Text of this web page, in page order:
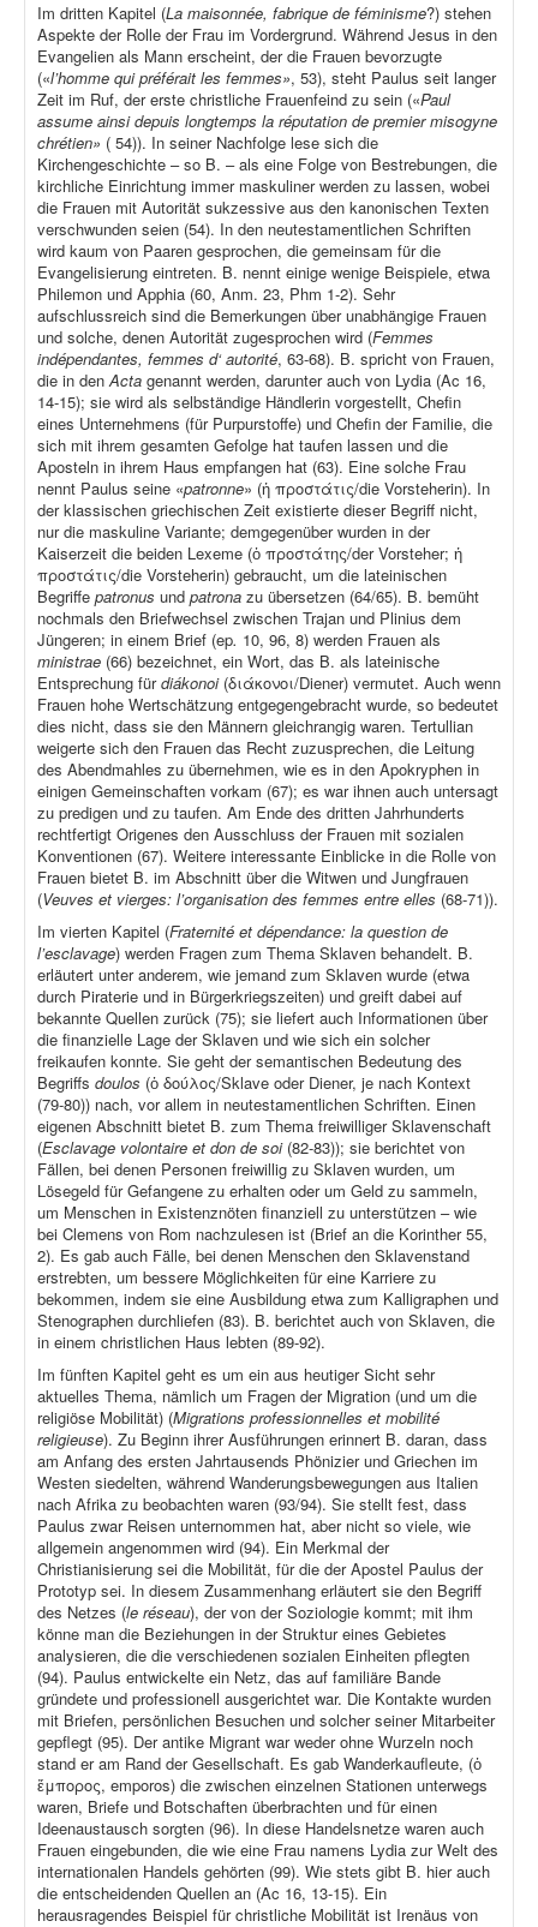
Im dritten Kapitel (La maisonnée, fabrique de féminisme?) stehen
Aspekte der Rolle der Frau im Vordergrund. Während Jesus in den
Evangelien als Mann erscheint, der die Frauen bevorzugte
(«l’homme qui préférait les femmes», 53), steht Paulus seit langer
Zeit im Ruf, der erste christliche Frauenfeind zu sein («Paul
assume ainsi depuis longtemps la réputation de premier misogyne
chrétien» ( 54)). In seiner Nachfolge lese sich die
Kirchengeschichte – so B. – als eine Folge von Bestrebungen, die
kirchliche Einrichtung immer maskuliner werden zu lassen, wobei
die Frauen mit Autorität sukzessive aus den kanonischen Texten
verschwunden seien (54). In den neutestamentlichen Schriften
wird kaum von Paaren gesprochen, die gemeinsam für die
Evangelisierung eintreten. B. nennt einige wenige Beispiele, etwa
Philemon und Apphia (60, Anm. 23, Phm 1-2). Sehr
aufschlussreich sind die Bemerkungen über unabhängige Frauen
und solche, denen Autorität zugesprochen wird (Femmes
indépendantes, femmes d‘ autorité, 63-68). B. spricht von Frauen,
die in denActa genannt werden, darunter auch von Lydia (Ac 16,
14-15); sie wird als selbständige Händlerin vorgestellt, Chefin
eines Unternehmens (für Purpurstoffe) und Chefin der Familie, die
sich mit ihrem gesamten Gefolge hat taufen lassen und die
Aposteln in ihrem Haus empfangen hat (63). Eine solche Frau
nennt Paulus seine «patronne» (ἡ προστάτις/die Vorsteherin). In
der klassischen griechischen Zeit existierte dieser Begriff nicht,
nur die maskuline Variante; demgegenüber wurden in der
Kaiserzeit die beiden Lexeme (ὁ προστάτης/der Vorsteher; ἡ
προστάτις/die Vorsteherin) gebraucht, um die lateinischen
Begriffe patronus und patrona zu übersetzen (64/65). B. bemüht
nochmals den Briefwechsel zwischen Trajan und Plinius dem
Jüngeren; in einem Brief (ep. 10, 96, 8) werden Frauen als
ministrae (66) bezeichnet, ein Wort, das B. als lateinische
Entsprechung fürdiákonoi (διάκονοι/Diener) vermutet. Auch wenn
Frauen hohe Wertschätzung entgegengebracht wurde, so bedeutet
dies nicht, dass sie den Männern gleichrangig waren. Tertullian
weigerte sich den Frauen das Recht zuzusprechen, die Leitung
des Abendmahles zu übernehmen, wie es in den Apokryphen in
einigen Gemeinschaften vorkam (67); es war ihnen auch untersagt
zu predigen und zu taufen. Am Ende des dritten Jahrhunderts
rechtfertigt Origenes den Ausschluss der Frauen mit sozialen
Konventionen (67). Weitere interessante Einblicke in die Rolle von
Frauen bietet B. im Abschnitt über die Witwen und Jungfrauen
(Veuves et vierges: l’organisation des femmes entre elles (68-71)).
Im vierten Kapitel (Fraternité et dépendance: la question de
l’esclavage) werden Fragen zum Thema Sklaven behandelt. B.
erläutert unter anderem, wie jemand zum Sklaven wurde (etwa
durch Piraterie und in Bürgerkriegszeiten) und greift dabei auf
bekannte Quellen zurück (75); sie liefert auch Informationen über
die finanzielle Lage der Sklaven und wie sich ein solcher
freikaufen konnte. Sie geht der semantischen Bedeutung des
Begriffs doulos (ὁ δούλος/Sklave oder Diener, je nach Kontext
(79-80)) nach, vor allem in neutestamentlichen Schriften. Einen
eigenen Abschnitt bietet B. zum Thema freiwilliger Sklavenschaft
(Esclavage volontaire et don de soi(82-83)); sie berichtet von
Fällen, bei denen Personen freiwillig zu Sklaven wurden, um
Lösegeld für Gefangene zu erhalten oder um Geld zu sammeln,
um Menschen in Existenznöten finanziell zu unterstützen – wie
bei Clemens von Rom nachzulesen ist (Brief an die Korinther 55,
2). Es gab auch Fälle, bei denen Menschen den Sklavenstand
erstrebten, um bessere Möglichkeiten für eine Karriere zu
bekommen, indem sie eine Ausbildung etwa zum Kalligraphen und
Stenographen durchliefen (83). B. berichtet auch von Sklaven, die
in einem christlichen Haus lebten (89-92).
Im fünften Kapitel geht es um ein aus heutiger Sicht sehr
aktuelles Thema, nämlich um Fragen der Migration (und um die
religiöse Mobilität) (Migrations professionnelles et mobilité
religieuse). Zu Beginn ihrer Ausführungen erinnert B. daran, dass
am Anfang des ersten Jahrtausends Phönizier und Griechen im
Westen siedelten, während Wanderungsbewegungen aus Italien
nach Afrika zu beobachten waren (93/94). Sie stellt fest, dass
Paulus zwar Reisen unternommen hat, aber nicht so viele, wie
allgemein angenommen wird (94). Ein Merkmal der
Christianisierung sei die Mobilität, für die der Apostel Paulus der
Prototyp sei. In diesem Zusammenhang erläutert sie den Begriff
des Netzes (le réseau), der von der Soziologie kommt; mit ihm
könne man die Beziehungen in der Struktur eines Gebietes
analysieren, die die verschiedenen sozialen Einheiten pflegten
(94). Paulus entwickelte ein Netz, das auf familiäre Bande
gründete und professionell ausgerichtet war. Die Kontakte wurden
mit Briefen, persönlichen Besuchen und solcher seiner Mitarbeiter
gepflegt (95). Der antike Migrant war weder ohne Wurzeln noch
stand er am Rand der Gesellschaft. Es gab Wanderkaufleute, (ὁ
ἔμπορος, emporos) die zwischen einzelnen Stationen unterwegs
waren, Briefe und Botschaften überbrachten und für einen
Ideenaustausch sorgten (96). In diese Handelsnetze waren auch
Frauen eingebunden, die wie eine Frau namens Lydia zur Welt des
internationalen Handels gehörten (99). Wie stets gibt B. hier auch
die entscheidenden Quellen an (Ac 16, 13-15). Ein
herausragendes Beispiel für christliche Mobilität ist Irenäus von